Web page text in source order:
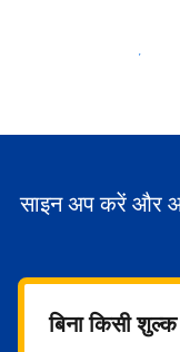
मेहमानों का स्वागत
साइन अप करें और
बिना किसी